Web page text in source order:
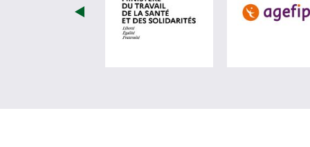
visiter les site de